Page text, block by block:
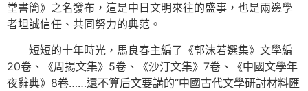
堂書簡》之名發布，這是中日文明來往的盛事，也是兩邊學
者坦誠信任、共同努力的典范。
短短的十年時光，馬良春主編了《郭沫若選集》文學編
20卷、《周揚文集》5卷、《沙汀文集》7卷、《中國文學年
夜辭典》8卷……還不算后文要講的“中國古代文學研討材料匯